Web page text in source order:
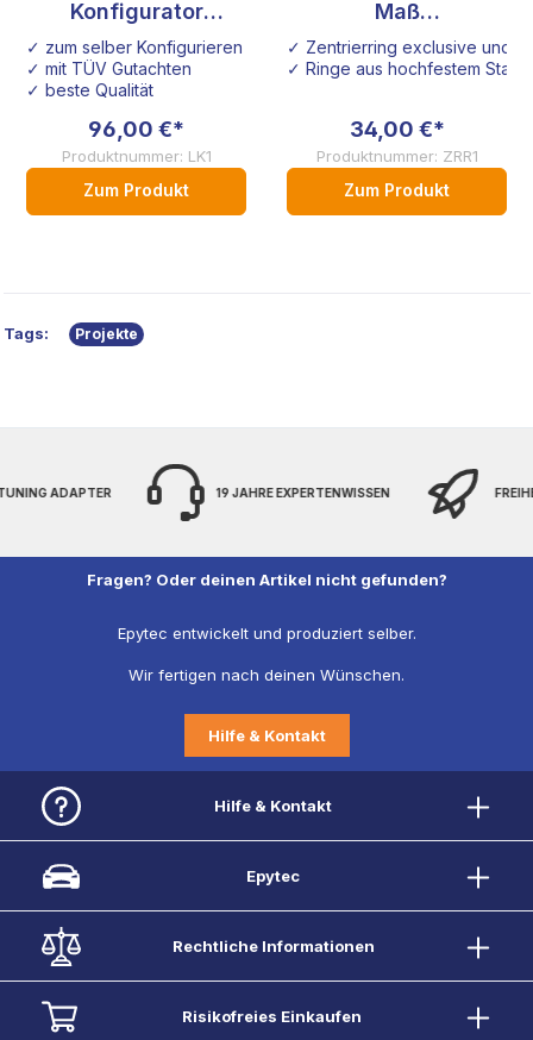
Konfigurator
Sonderanfertigung
✓ zum selber Konfigurieren
✓ mit TÜV Gutachten
✓ beste Qualität
96,00 €*
Produktnummer: LK1
Zum Produkt
Maß
Sonderanfertigung
Audi VW Seat Opel
✓ Zentrierring exclusive und
✓ Ringe aus hochfestem Stahl
34,00 €*
Produktnummer: ZRR1
Zum Produkt
Tags: Projekte
ADAPTER 19 JAHRE EXPERTENWISSEN
Fragen? Oder deinen Artikel nicht gefunden?
Epytec entwickelt und produziert selber.
Wir fertigen nach deinen Wünschen.
Hilfe & Kontakt
Hilfe & Kontakt
Epytec
Rechtliche Informationen
Risikofreies Einkaufen